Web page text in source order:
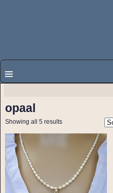
opaal
Showing all 5 results